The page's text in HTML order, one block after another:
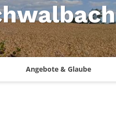
Angebote & Glaube